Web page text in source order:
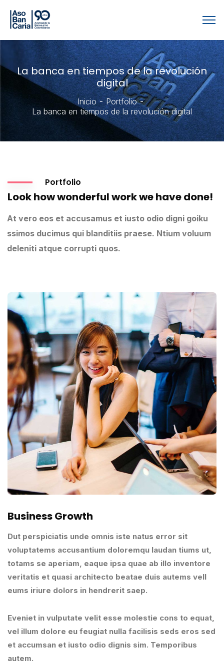
La banca en tiempos de la revolución
digital
Inicio
Portfolio
La banca en tiempos de la revolución digital
Portfolio
Look how wonderful work we have done!
At vero eos et accusamus et iusto odio digni goiku
ssimos ducimus qui blanditiis praese. Ntium voluum
deleniti atque corrupti quos.
Business Growth
Dut perspiciatis unde omnis iste natus error sit
voluptatems accusantium doloremqu laudan tiums ut,
totams se aperiam, eaque ipsa quae ab illo inventore
veritatis et quasi architecto beatae duis autems vell
eums iriure dolors in hendrerit saep.
Eveniet in vulputate velit esse molestie cons to equat,
vel illum dolore eu feugiat nulla facilisis seds eros sed
et accumsan et iusto odio dignis sim. Temporibus
autem.